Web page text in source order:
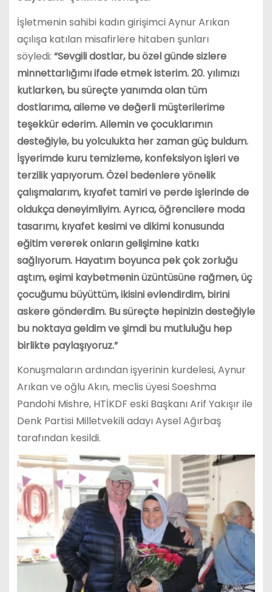
İşletmenin sahibi kadın girişimci Aynur Arıkan
açılışa katılan misafirlere hitaben şunları
söyledi: “Sevgili dostlar, bu özel günde sizlere
minnettarlığımı ifade etmek isterim. 20. yılımızı
kutlarken, bu süreçte yanımda olan tüm
dostlarıma, aileme ve değerli müşterilerime
teşekkür ederim. Ailemin ve çocuklarımın
desteğiyle, bu yolculukta her zaman güç buldum.
İşyerimde kuru temizleme, konfeksiyon işleri ve
terzilik yapıyorum. Özel bedenlere yönelik
çalışmalarım, kıyafet tamiri ve perde işlerinde de
oldukça deneyimliyim. Ayrıca, öğrencilere moda
tasarımı, kıyafet kesimi ve dikimi konusunda
eğitim vererek onların gelişimine katkı
sağlıyorum. Hayatım boyunca pek çok zorluğu
aştım, eşimi kaybetmenin üzüntüsüne rağmen, üç
çocuğumu büyüttüm, ikisini evlendirdim, birini
askere gönderdim. Bu süreçte hepinizin desteğiyle
bu noktaya geldim ve şimdi bu mutluluğu hep
birlikte paylaşıyoruz.”
Konuşmaların ardından işyerinin kurdelesi, Aynur
Arıkan ve oğlu Akın, meclis üyesi Soeshma
Pandohi Mishre, HTİKDF eski Başkanı Arif Yakışır ile
Denk Partisi Milletvekili adayı Aysel Ağırbaş
tarafından kesildi.